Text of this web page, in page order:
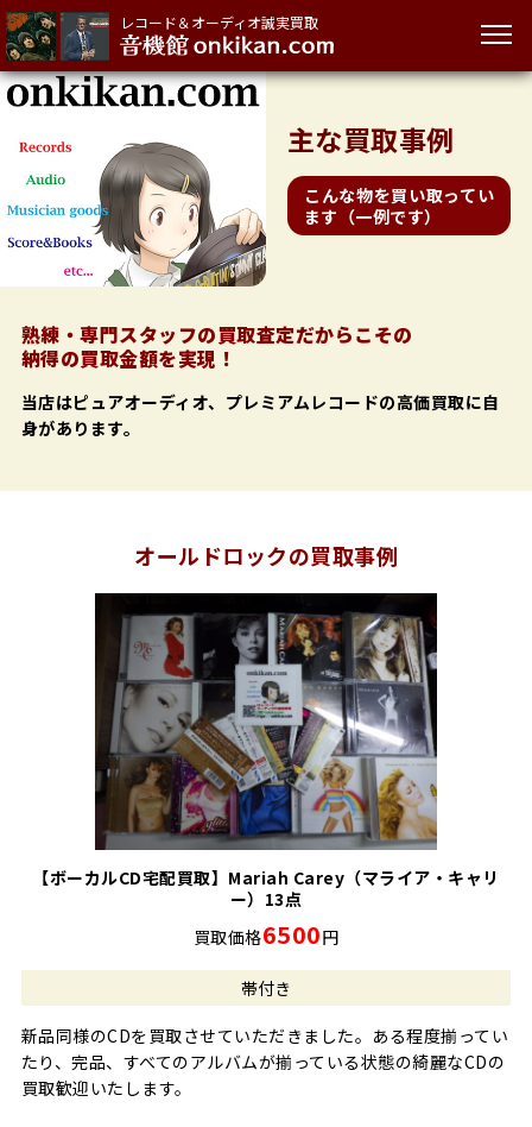
レコード＆オーディオ誠実買取
主な買取事例
こんな物を買い取ってい
ます（一例です）
熟練・専門スタッフの買取査定だからこその
納得の買取金額を実現！
当店はピュアオーディオ、プレミアムレコードの高価買取に自
身があります。
オールドロックの買取事例
【ボーカルCD宅配買取】Mariah Carey（マライア・キャリ
ー）13点
買取価格6500円
帯付き
新品同様のCDを買取させていただきました。ある程度揃ってい
たり、完品、すべてのアルバムが揃っている状態の綺麗なCDの
買取歓迎いたします。